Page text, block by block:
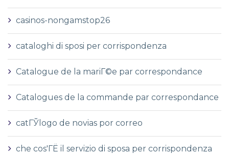
casinos-nongamstop26
cataloghi di sposi per corrispondenza
Catalogue de la mariГ©e par correspondance
Catalogues de la commande par correspondance
catГЎlogo de novias por correo
che cos'ГЁ il servizio di sposa per corrispondenza